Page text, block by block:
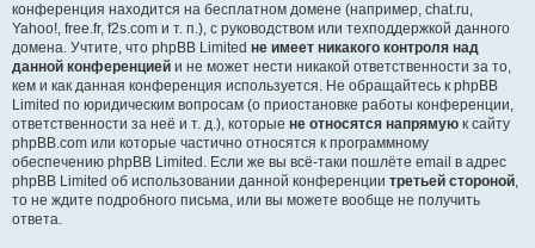
конференция находится на бесплатном домене (например, chat.ru,
Yahoo!, free.fr, f2s.com и т. п.), с руководством или техподдержкой данного
домена. Учтите, что phpBB Limited не имеет никакого контроля над
данной конференцией и не может нести никакой ответственности за то,
кем и как данная конференция используется. Не обращайтесь к phpBB
Limited по юридическим вопросам (о приостановке работы конференции,
ответственности за неё и т. д.), которые не относятся напрямую к сайту
phpBB.com или которые частично относятся к программному
обеспечению phpBB Limited. Если же вы всё-таки пошлёте email в адрес
phpBB Limited об использовании данной конференции третьей стороной,
то не ждите подробного письма, или вы можете вообще не получить
ответа.